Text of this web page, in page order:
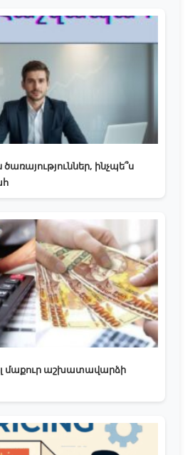
ինչպե՞ս
մաքուր աշխատավարձի